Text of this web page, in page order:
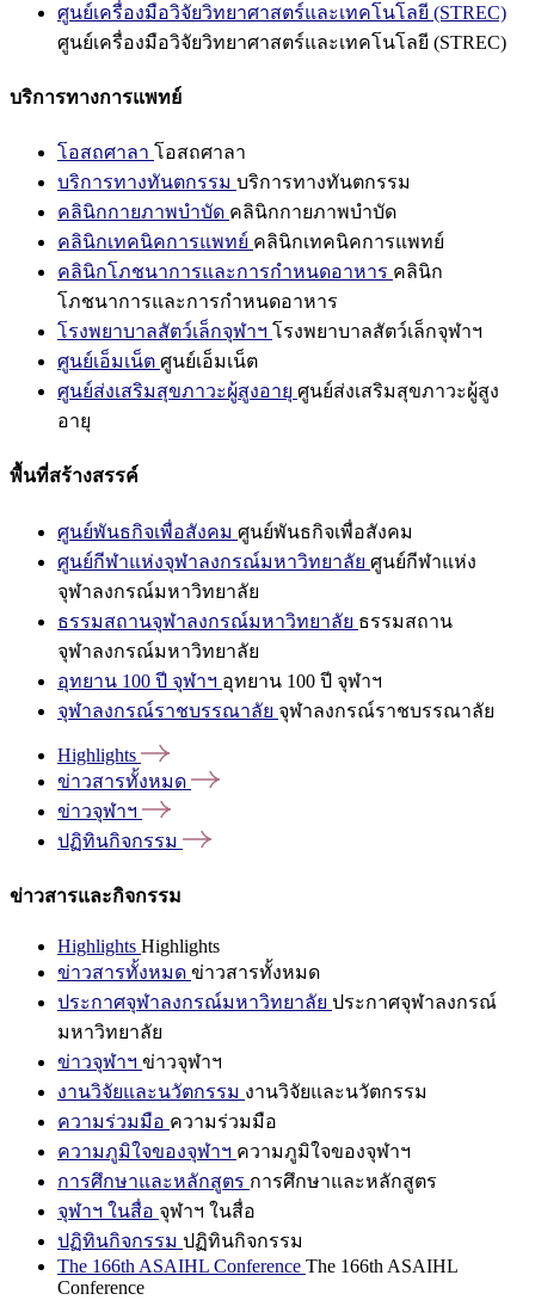
ศูนย์เครื่องมือวิจัยวิทยาศาสตร์และเทคโนโลยี (STREC)
ศูนย์เครื่องมือวิจัยวิทยาศาสตร์และเทคโนโลยี (STREC)
บริการทางการแพทย์
โอสถศาลา โอสถศาลา
บริการทางทันตกรรม บริการทางทันตกรรม
คลินิกกายภาพบำบัด คลินิกกายภาพบำบัด
คลินิกเทคนิคการแพทย์ คลินิกเทคนิคการแพทย์
คลินิกโภชนาการและการกำหนดอาหาร คลินิก
โภชนาการและการกำหนดอาหาร
โรงพยาบาลสัตว์เล็กจุฬาฯ โรงพยาบาลสัตว์เล็กจุฬาฯ
ศูนย์เอ็มเน็ต ศูนย์เอ็มเน็ต
ศูนย์ส่งเสริมสุขภาวะผู้สูงอายุ ศูนย์ส่งเสริมสุขภาวะผู้สูง
อายุ
พื้นที่สร้างสรรค์
ศูนย์พันธกิจเพื่อสังคม ศูนย์พันธกิจเพื่อสังคม
ศูนย์กีฬาแห่งจุฬาลงกรณ์มหาวิทยาลัย ศูนย์กีฬาแห่ง
จุฬาลงกรณ์มหาวิทยาลัย
ธรรมสถานจุฬาลงกรณ์มหาวิทยาลัย ธรรมสถาน
จุฬาลงกรณ์มหาวิทยาลัย
อุทยาน 100 ปี จุฬาฯ อุทยาน 100 ปี จุฬาฯ
จุฬาลงกรณ์ราชบรรณาลัย จุฬาลงกรณ์ราชบรรณาลัย
Highlights
ข่าวสารทั้งหมด
ข่าวจุฬาฯ
ปฏิทินกิจกรรม
ข่าวสารและกิจกรรม
Highlights Highlights
ข่าวสารทั้งหมด ข่าวสารทั้งหมด
ประกาศจุฬาลงกรณ์มหาวิทยาลัย ประกาศจุฬาลงกรณ์
มหาวิทยาลัย
ข่าวจุฬาฯ ข่าวจุฬาฯ
งานวิจัยและนวัตกรรม งานวิจัยและนวัตกรรม
ความร่วมมือ ความร่วมมือ
ความภูมิใจของจุฬาฯ ความภูมิใจของจุฬาฯ
การศึกษาและหลักสูตร การศึกษาและหลักสูตร
จุฬาฯ ในสื่อ จุฬาฯ ในสื่อ
ปฏิทินกิจกรรม ปฏิทินกิจกรรม
The 166th ASAIHL Conference The 166th ASAIHL
Conference